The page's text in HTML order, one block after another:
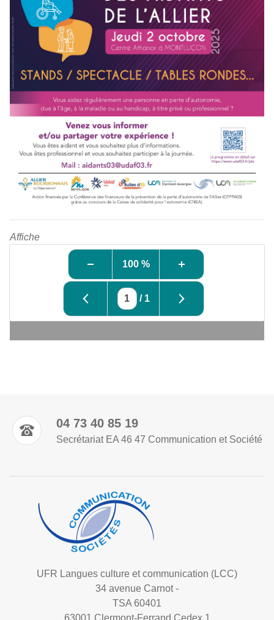
Affiche
100 %
/ 1
04 73 40 85 19
Secrétariat EA 46 47 Communication et Société
UFR Langues culture et communication (LCC)
34 avenue Carnot -
TSA 60401
63001 Clermont-Ferrand Cedex 1